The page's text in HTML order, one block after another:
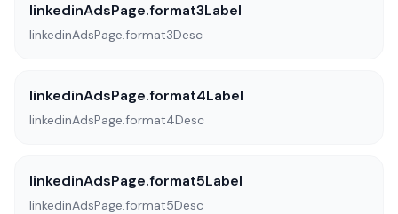
linkedinAdsPage.format3Label
linkedinAdsPage.format3Desc
linkedinAdsPage.format4Label
linkedinAdsPage.format4Desc
linkedinAdsPage.format5Label
linkedinAdsPage.format5Desc